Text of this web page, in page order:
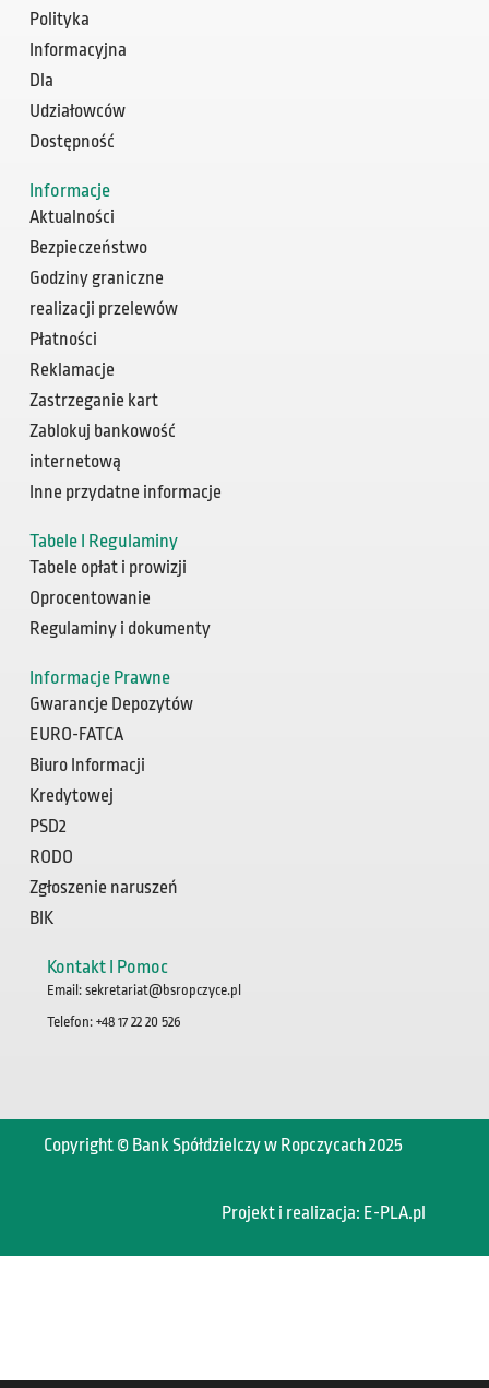
Polityka
Informacyjna
Dla
Udziałowców
Dostępność
Informacje
Aktualności
Bezpieczeństwo
Godziny graniczne
realizacji przelewów
Płatności
Reklamacje
Zastrzeganie kart
Zablokuj bankowość
internetową
Inne przydatne informacje
Tabele I Regulaminy
Tabele opłat i prowizji
Oprocentowanie
Regulaminy i dokumenty
Informacje Prawne
Gwarancje Depozytów
EURO-FATCA
Biuro Informacji
Kredytowej
PSD2
RODO
Zgłoszenie naruszeń
BIK
Kontakt I Pomoc
Email: sekretariat@bsropczyce.pl
Telefon: +48 17 22 20 526
Copyright © Bank Spółdzielczy w Ropczycach 2025
Projekt i realizacja: E-PLA.pl